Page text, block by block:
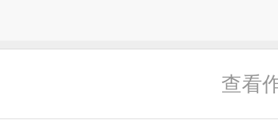
查看